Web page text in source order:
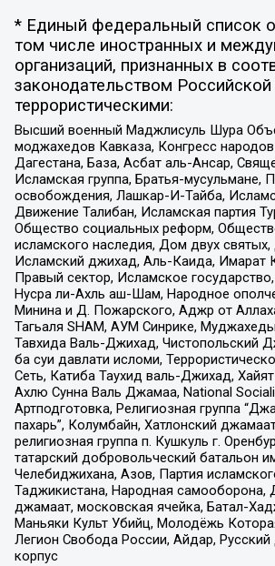
* Единый федеральный список
том числе иностранных и
организаций, признанных в
законодательством
террористическими:
Высший военный Маджлисуль Шура
моджахедов Кавказа, Конгресс
Дагестана, База, Асбат аль-Ансар,
Исламская группа, Братья-мусульмане,
освобождения, Лашкар-И-Тайба,
Движение Талибан, Исламская партия
Общество социальных реформ,
исламского наследия, Дом двух
Исламский джихад, Аль-Каида, Имарат
Правый сектор, Исламское
Нусра ли-Ахль аш-Шам, Народное
Минина и Д. Пожарского, Аджр от
Тагьаля SHAM, АУМ Синрике,
Тавхида Валь-Джихад, Чистопольский
ба суи давлати исломи,
Сеть, Катиба Таухид валь-Джихад,
Ахлю Сунна Валь Джамаа, National
Артподготовка, Религиозная группа
пахарь”, Колумбайн, Хатлонский
религиозная группа п. Кушкуль г.
татарский добровольческий батальон
Челебиджихана, Азов, Партия
Таджикистана, Народная самооборона,
джамаат, московская ячейка, Батал-
Маньяки Культ Убийц, Молодёжь
Легион Свобода России, Айдар,
корпус